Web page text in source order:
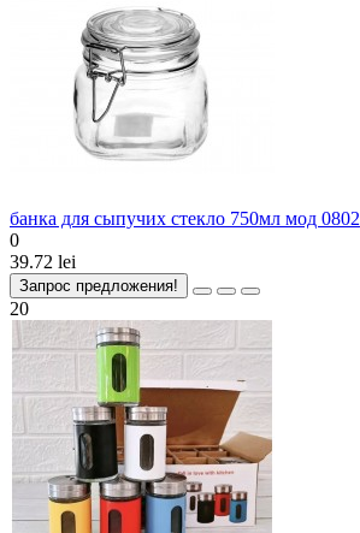
банка для сыпучих стекло 750мл мод 0802
0
39.72 lei
Запрос предложения!
20